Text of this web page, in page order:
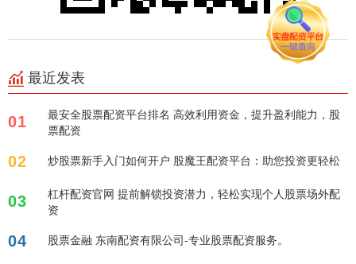
最近发表
01
最安全股票配资平台排名 高效利用资金，提升盈利能力，股
票配资
02 炒股票新手入门如何开户 股魔王配资平台：助您投资更轻松
03
杠杆配资官网 提前解锁投资潜力，轻松实现个人股票场外配
资
04 股票金融 东南配资有限公司-专业股票配资服务。